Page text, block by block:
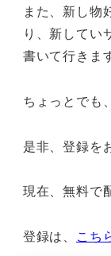
また、新し物
り、新してい
書いて行きま
ちょっとでも
是非、登録を
現在、無料で
登録は、 こち